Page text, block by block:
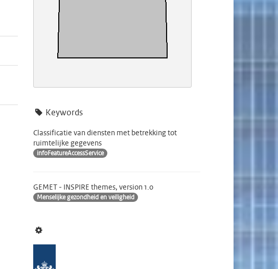
Keywords
Classificatie van diensten met betrekking tot
ruimtelijke gegevens
infoFeatureAccessService
GEMET - INSPIRE themes, version 1.0
Menselijke gezondheid en veiligheid